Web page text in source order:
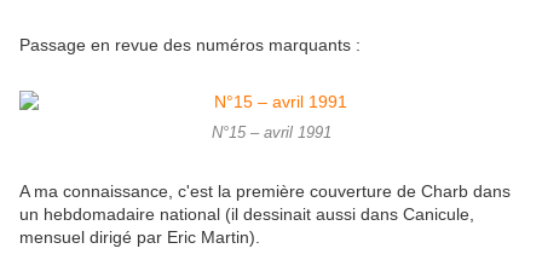
Passage en revue des numéros marquants :
N°15 – avril 1991
A ma connaissance, c'est la première couverture de Charb dans
un hebdomadaire national (il dessinait aussi dans Canicule,
mensuel dirigé par Eric Martin).